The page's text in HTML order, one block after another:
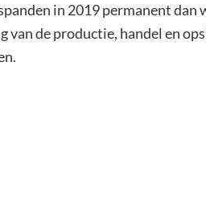
in 2019 permanent dan
de productie, handel en